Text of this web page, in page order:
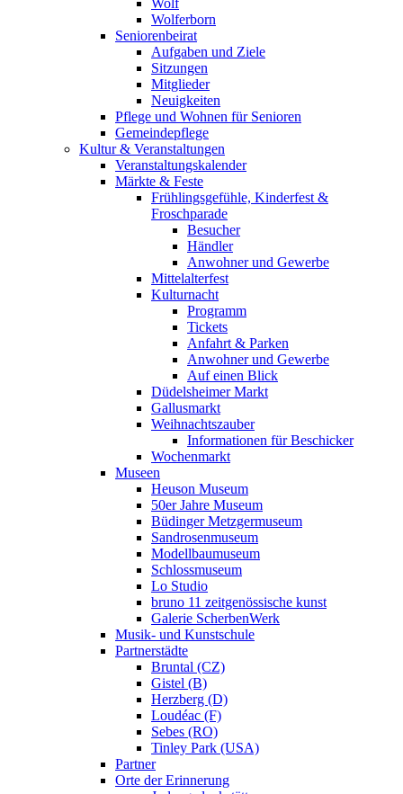
Wolf
Wolferborn
Seniorenbeirat
Aufgaben und Ziele
Sitzungen
Mitglieder
Neuigkeiten
Pflege und Wohnen für Senioren
Gemeindepflege
Kultur & Veranstaltungen
Veranstaltungskalender
Märkte & Feste
Frühlingsgefühle, Kinderfest &
Froschparade
Besucher
Händler
Anwohner und Gewerbe
Mittelalterfest
Kulturnacht
Programm
Tickets
Anfahrt & Parken
Anwohner und Gewerbe
Auf einen Blick
Düdelsheimer Markt
Gallusmarkt
Weihnachtszauber
Informationen für Beschicker
Wochenmarkt
Museen
Heuson Museum
50er Jahre Museum
Büdinger Metzgermuseum
Sandrosenmuseum
Modellbaumuseum
Schlossmuseum
Lo Studio
bruno 11 zeitgenössische kunst
Galerie ScherbenWerk
Musik- und Kunstschule
Partnerstädte
Bruntal (CZ)
Gistel (B)
Herzberg (D)
Loudéac (F)
Sebes (RO)
Tinley Park (USA)
Partner
Orte der Erinnerung